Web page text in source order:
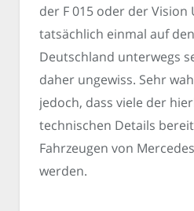
der F 015 oder der Vision
tatsächlich einmal auf
Deutschland unterwegs
daher ungewiss. Sehr
jedoch, dass viele der
technischen Details
Fahrzeugen von
werden.